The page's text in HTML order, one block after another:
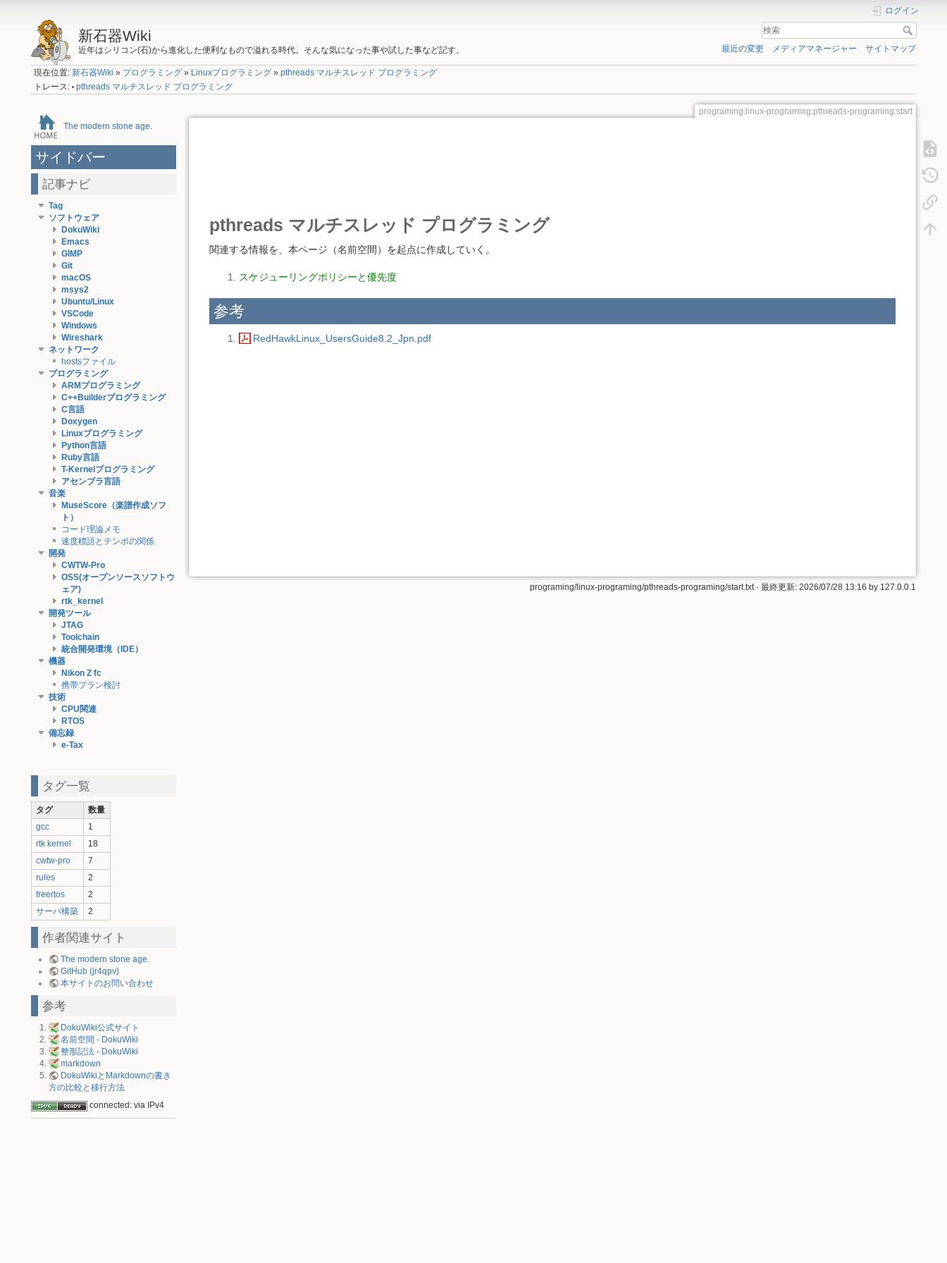
新石器Wiki
近年はシリコン(石)から進化した便利なもので溢れる時代。そんな気になった事や試した事など記す。
ログイン
最近の変更 メディアマネージャー サイトマップ
現在位置:新石器Wiki » プログラミング » Linuxプログラミング »pthreads マルチスレッド プログラミング
トレース: • pthreads マルチスレッド プログラミング
The modern stone age.
サイドバー
記事ナビ
Tag
ソフトウェア
DokuWiki
Emacs
GIMP
Git
macOS
msys2
Ubuntu/Linux
VSCode
Windows
Wireshark
ネットワーク
hostsファイル
プログラミング
ARMプログラミング
C++Builderプログラミング
C言語
Doxygen
Linuxプログラミング
Python言語
Ruby言語
T-Kernelプログラミング
アセンブラ言語
音楽
MuseScore（楽譜作成ソフ
ト）
コード理論メモ
速度標語とテンポの関係
開発
CWTW-Pro
OSS(オープンソースソフトウ
ェア)
rtk_kernel
開発ツール
JTAG
Toolchain
統合開発環境（IDE）
機器
Nikon Z fc
携帯プラン検討
技術
CPU関連
RTOS
備忘録
e-Tax
タグ一覧
タグ
数量
gcc
1
rtk kernel
18
cwtw-pro
7
rules
2
freertos
2
サーバ構築
2
作者関連サイト
The modern stone age.
GitHub (jr4qpv)
本サイトのお問い合わせ
参考
DokuWiki公式サイト
名前空間 - DokuWiki
整形記法 - DokuWiki
markdown
DokuWikiとMarkdownの書き
方の比較と移行方法
connected: via IPv4
programing:linux-programing:pthreads-programing:start
pthreads マルチスレッド プログラミング
関連する情報を、本ページ（名前空間）を起点に作成していく。
スケジューリングポリシーと優先度
参考
RedHawkLinux_UsersGuide8.2_Jpn.pdf
programing/linux-programing/pthreads-programing/start.txt· 最終更新: 2026/07/28 13:16 by 127.0.0.1